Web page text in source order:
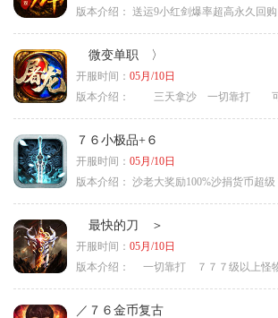
版本介绍： 送运9小红剑爆率超高永久回购
微变单职 〉
开服时间： 05月/10日
版本介绍：
三天拿沙 一切靠打 可玩
７６小极品+６
开服时间： 05月/10日
版本介绍： 沙老大奖励100%沙捐货币超级７
最快的刀 ＞
开服时间： 05月/10日
版本介绍：
一切靠打 ７７７级以上怪物爆
／７６金币复古